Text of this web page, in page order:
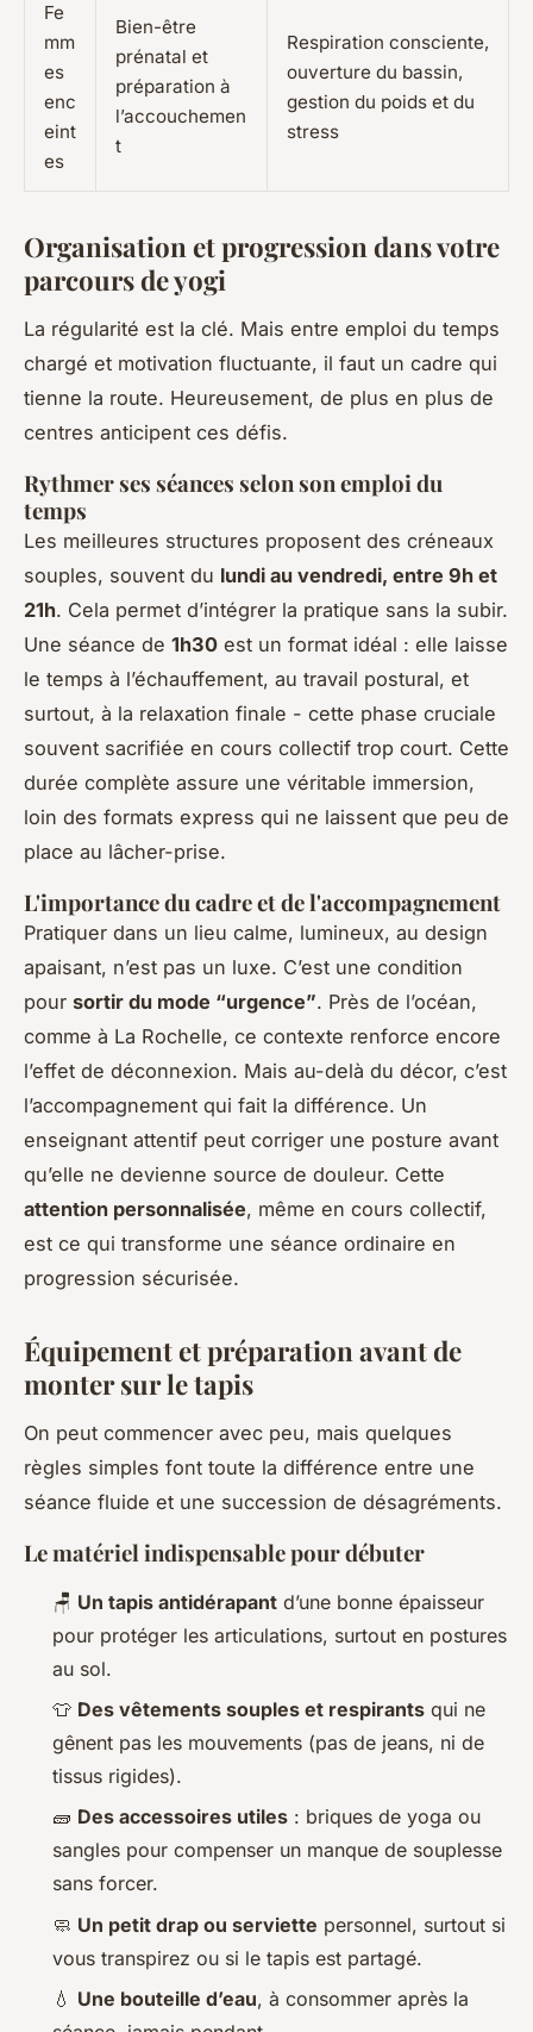
Fe
mm
es
enc
eint
es
Bien-être
prénatal et
préparation à
l’accouchemen
t
Respiration consciente,
ouverture du bassin,
gestion du poids et du
stress
Organisation et progression dans votre
parcours de yogi
La régularité est la clé. Mais entre emploi du temps
chargé et motivation fluctuante, il faut un cadre qui
tienne la route. Heureusement, de plus en plus de
centres anticipent ces défis.
Rythmer ses séances selon son emploi du
temps
Les meilleures structures proposent des créneaux
souples, souvent du lundi au vendredi, entre 9h et
21h. Cela permet d’intégrer la pratique sans la subir.
Une séance de 1h30 est un format idéal : elle laisse
le temps à l’échauffement, au travail postural, et
surtout, à la relaxation finale - cette phase cruciale
souvent sacrifiée en cours collectif trop court. Cette
durée complète assure une véritable immersion,
loin des formats express qui ne laissent que peu de
place au lâcher-prise.
L'importance du cadre et de l'accompagnement
Pratiquer dans un lieu calme, lumineux, au design
apaisant, n’est pas un luxe. C’est une condition
pour sortir du mode “urgence”. Près de l’océan,
comme à La Rochelle, ce contexte renforce encore
l’effet de déconnexion. Mais au-delà du décor, c’est
l’accompagnement qui fait la différence. Un
enseignant attentif peut corriger une posture avant
qu’elle ne devienne source de douleur. Cette
attention personnalisée, même en cours collectif,
est ce qui transforme une séance ordinaire en
progression sécurisée.
Équipement et préparation avant de
monter sur le tapis
On peut commencer avec peu, mais quelques
règles simples font toute la différence entre une
séance fluide et une succession de désagréments.
Le matériel indispensable pour débuter
🪑 Un tapis antidérapant d’une bonne épaisseur
pour protéger les articulations, surtout en postures
au sol.
👕 Des vêtements souples et respirants qui ne
gênent pas les mouvements (pas de jeans, ni de
tissus rigides).
🧱 Des accessoires utiles : briques de yoga ou
sangles pour compenser un manque de souplesse
sans forcer.
🧼 Un petit drap ou serviette personnel, surtout si
vous transpirez ou si le tapis est partagé.
💧 Une bouteille d’eau, à consommer après la